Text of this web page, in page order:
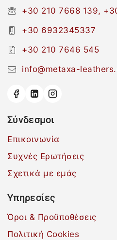
+30 210 7668 139,
+30 6932345337
+30 210 7646 545
info@metaxa-
Σύνδεσμοι
Επικοινωνία
Συχνές Ερωτήσεις
Σχετικά με εμάς
Υπηρεσίες
Όροι & Προϋποθέσεις
Πολιτική Cookies